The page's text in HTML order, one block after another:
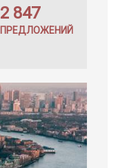
2 847
ПРЕДЛОЖЕНИЙ